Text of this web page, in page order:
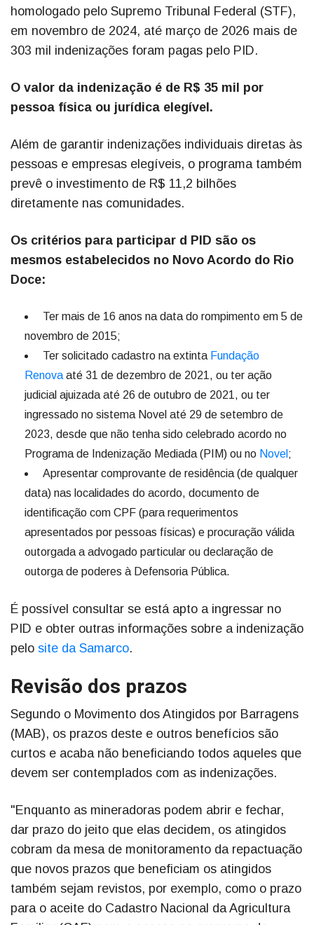
homologado pelo Supremo Tribunal Federal (STF),
em novembro de 2024, até março de 2026 mais de
303 mil indenizações foram pagas pelo PID.
O valor da indenização é de R$ 35 mil por
pessoa física ou jurídica elegível.
Além de garantir indenizações individuais diretas às
pessoas e empresas elegíveis, o programa também
prevê o investimento de R$ 11,2 bilhões
diretamente nas comunidades.
Os critérios para participar d PID são os
mesmos estabelecidos no Novo Acordo do Rio
Doce:
Ter mais de 16 anos na data do rompimento em 5 de
novembro de 2015;
Ter solicitado cadastro na extinta Fundação
Renova até 31 de dezembro de 2021, ou ter ação
judicial ajuizada até 26 de outubro de 2021, ou ter
ingressado no sistema Novel até 29 de setembro de
2023, desde que não tenha sido celebrado acordo no
Programa de Indenização Mediada (PIM) ou no Novel ;
Apresentar comprovante de residência (de qualquer
data) nas localidades do acordo, documento de
identificação com CPF (para requerimentos
apresentados por pessoas físicas) e procuração válida
outorgada a advogado particular ou declaração de
outorga de poderes à Defensoria Pública.
É possível consultar se está apto a ingressar no
PID e obter outras informações sobre a indenização
pelo site da Samarco.
Revisão dos prazos
Segundo o Movimento dos Atingidos por Barragens
(MAB), os prazos deste e outros benefícios são
curtos e acaba não beneficiando todos aqueles que
devem ser contemplados com as indenizações.
"Enquanto as mineradoras podem abrir e fechar,
dar prazo do jeito que elas decidem, os atingidos
cobram da mesa de monitoramento da repactuação
que novos prazos que beneficiam os atingidos
também sejam revistos, por exemplo, como o prazo
para o aceite do Cadastro Nacional da Agricultura